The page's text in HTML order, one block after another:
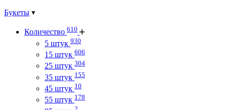
Букеты
Количество 610
5 штук 930
15 штук 606
25 штук 304
35 штук 155
45 штук 10
55 штук 178
2